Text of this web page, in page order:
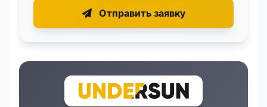
Отправить заявку